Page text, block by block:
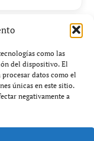
como las
del dispositivo. El
datos como el
únicas en este sitio.
negativamente a